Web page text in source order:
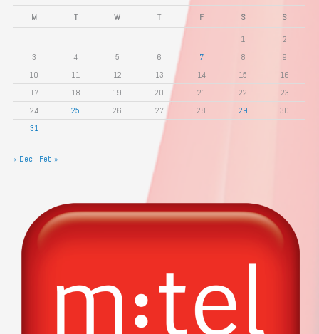
M T W T F S S
1
2
3
4 5 6 7 8
9
10
11 12 13 14 15
16
17
18 19 20 21 22
23
24
25 26 27 28 29
30
31
« Dec Feb »